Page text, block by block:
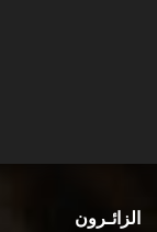
الزائـرون